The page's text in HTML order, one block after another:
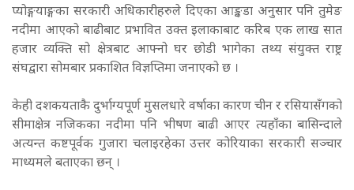
प्योङ्गयाङ्गका सरकारी अधिकारीहरुले दिएका आङ्कडा अनुसार पनि तुमेङ
नदीमा आएको बाढीबाट प्रभावित उक्त इलाकाबाट करिब एक लाख सात
हजार व्यक्ति सो क्षेत्रबाट आफ्नो घर छोडी भागेका तथ्य संयुक्त राष्ट्र
संघद्वारा सोमबार प्रकाशित विज्ञप्तिमा जनाएको छ ।
केही दशकयताकै दुर्भाग्यपूर्ण मुसलधारे वर्षाका कारण चीन र रसियासँगको
सीमाक्षेत्र नजिकका नदीमा पनि भीषण बाढी आएर त्यहाँका बासिन्दाले
अत्यन्त कष्टपूर्वक गुजारा चलाइरहेका उत्तर कोरियाका सरकारी सञ्चार
माध्यमले बताएका छन् ।